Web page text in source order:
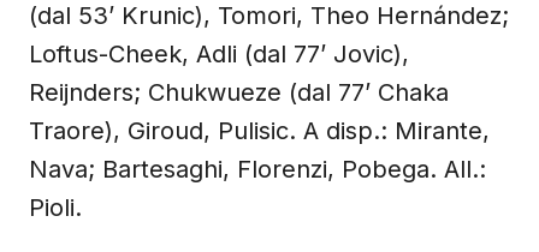
(dal 53’ Krunic), Tomori, Theo Hernández;
Loftus-Cheek, Adli (dal 77’ Jovic),
Reijnders; Chukwueze (dal 77’ Chaka
Traore), Giroud, Pulisic. A disp.: Mirante,
Nava; Bartesaghi, Florenzi, Pobega. All.:
Pioli.